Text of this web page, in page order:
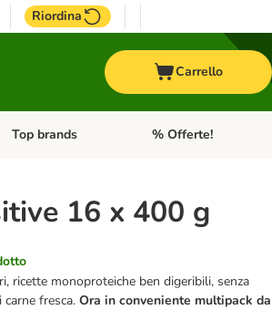
Riordina
Carrello
Acquaristica
Apri Menu Categoria: Cavalli
Top brands Apri Menu Categoria:
% Offerte!
16 x 400 g
ricette monoproteiche ben digeribili, senza
carne fresca.Ora in conveniente multipack da